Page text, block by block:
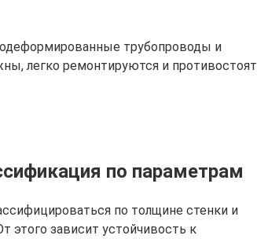
трубопроводы и
легко ремонтируются и противостоят
по параметрам
по толщине стенки и
этого зависит устойчивость к